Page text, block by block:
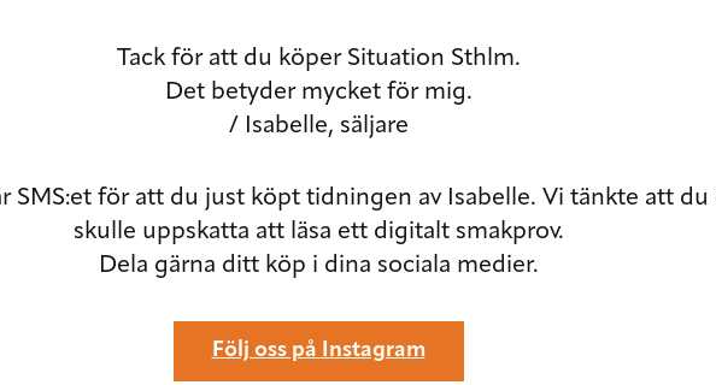
Tack för att du köper Situation Sthlm.
Det betyder mycket för mig.
/ Isabelle, säljare
SMS:et för att du just köpt tidningen av Isabelle. Vi tänkte att du
skulle uppskatta att läsa ett digitalt smakprov.
Dela gärna ditt köp i dina sociala medier.
Följ oss på Instagram